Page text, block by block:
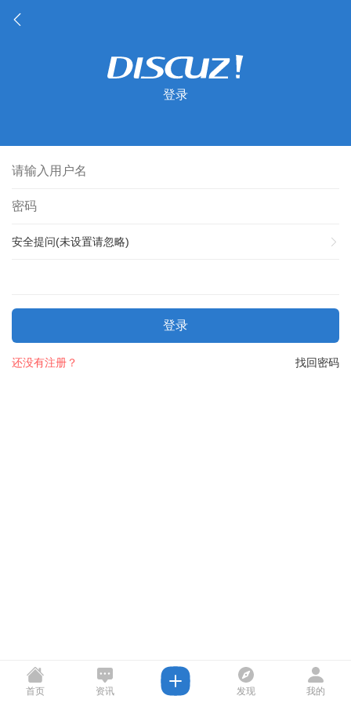
登录
安全提问(未设置请忽略)
登录
找回密码
还没有注册？
首页 资讯 发现 我的